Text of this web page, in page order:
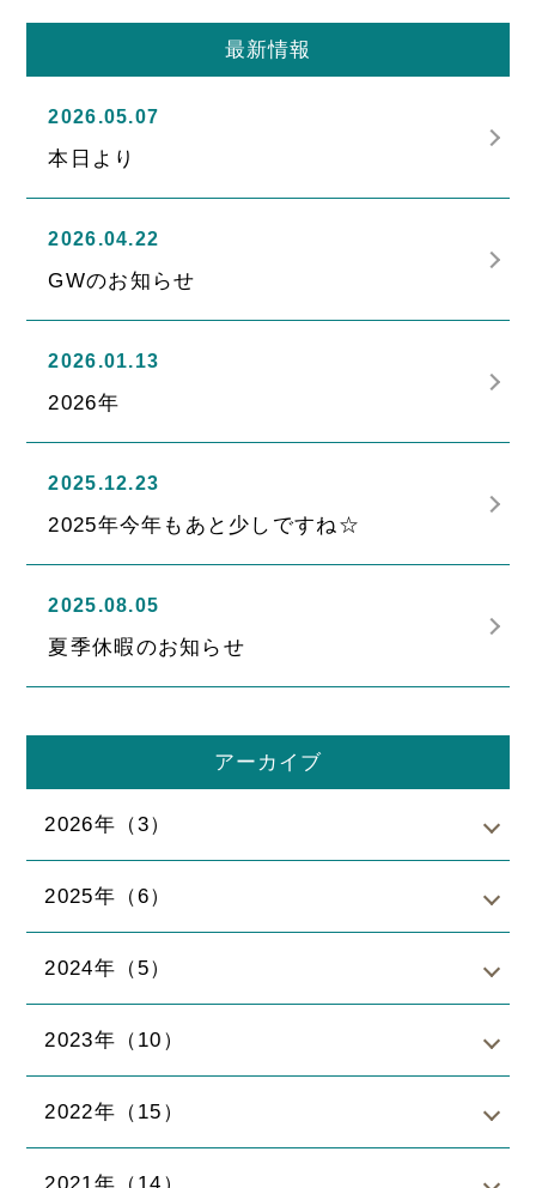
最新情報
2026.05.07
本日より
2026.04.22
GWのお知らせ
2026.01.13
2026年
2025.12.23
2025年今年もあと少しですね☆
2025.08.05
夏季休暇のお知らせ
アーカイブ
2026年（3）
2025年（6）
2024年（5）
2023年（10）
2022年（15）